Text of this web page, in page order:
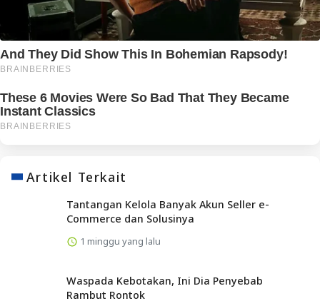
Artikel Terkait
Tantangan Kelola Banyak Akun Seller e-
Commerce dan Solusinya
1 minggu yang lalu
Waspada Kebotakan, Ini Dia Penyebab
Rambut Rontok